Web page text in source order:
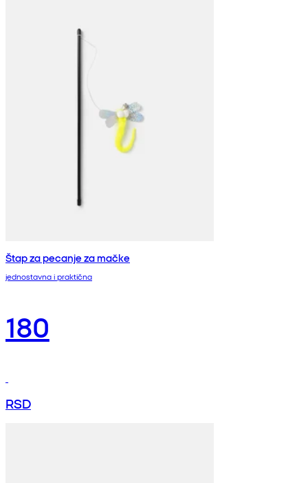
Štap za pecanje za mačke
jednostavna i praktična
180
RSD